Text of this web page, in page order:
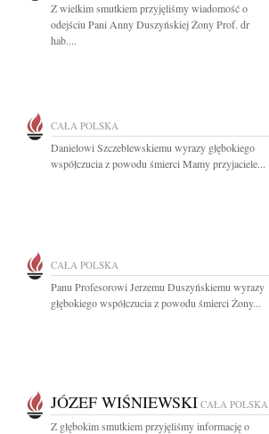
Z wielkim smutkiem przyjęliśmy wiadomość o
odejściu Pani Anny Duszyńskiej Żony Prof. dr
hab....
CAŁA POLSKA
Danielowi Szczeblewskiemu wyrazy głębokiego
współczucia z powodu śmierci Mamy przyjaciele...
CAŁA POLSKA
Panu Profesorowi Jerzemu Duszyńskiemu wyrazy
głębokiego współczucia z powodu śmierci Żony...
JÓZEF WIŚNIEWSKI CAŁA POLSKA
Z głębokim smutkiem przyjęliśmy informację o